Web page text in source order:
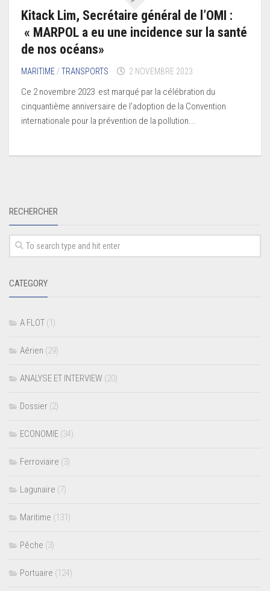
Kitack Lim, Secrétaire général de l’OMI :
« MARPOL a eu une incidence sur la santé
de nos océans»
MARITIME /TRANSPORTS 2 NOVEMBRE 2023
Ce 2 novembre 2023 est marqué par la célébration du
cinquantième anniversaire de l’adoption de la Convention
internationale pour la prévention de la pollution...
RECHERCHER
CATEGORY
A FLOT (1)
Aérien (29)
ANALYSE ET INTERVIEW (20)
Dossier (2)
ECONOMIE (34)
Ferroviaire (3)
Lagunaire (7)
Maritime (131)
Pêche (3)
Portuaire (124)